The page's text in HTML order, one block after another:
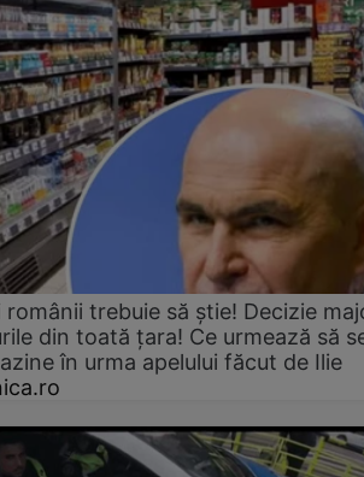
trebuie să știe! Decizie
din toată țara! Ce urmează să
în urma apelului făcut de Ilie